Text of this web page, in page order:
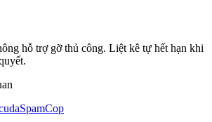
hỗ trợ gỡ thủ công. Liệt kê tự hết hạn khi
SpamCop